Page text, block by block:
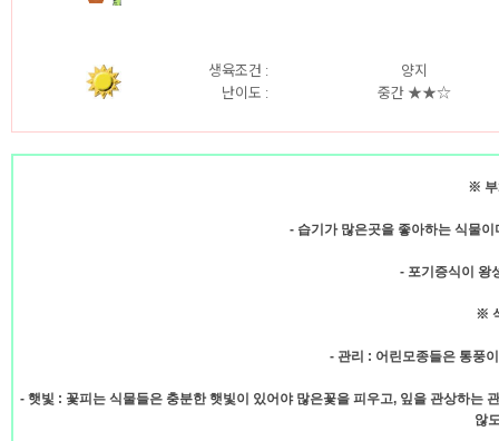
생육조건 :
난이도 :
양지
중간 ★★☆
※ 부
- 습기가 많은곳을 좋아하는 식물
- 포기증식이 왕
※
- 관리 : 어린모종들은 통풍
- 햇빛 : 꽃피는 식물들은 충분한 햇빛이 있어야 많은꽃을 피우고, 잎을 관상하는
않